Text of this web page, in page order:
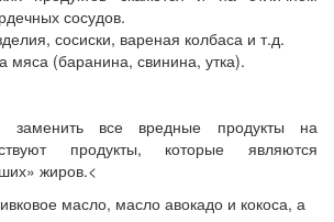
сосудов.
сосиски, вареная колбаса и т.д.
мяса (баранина, свинина, утка).
заменить все вредные продукты на
продукты, которые являются
жиров.<
масло, масло авокадо и кокоса, а